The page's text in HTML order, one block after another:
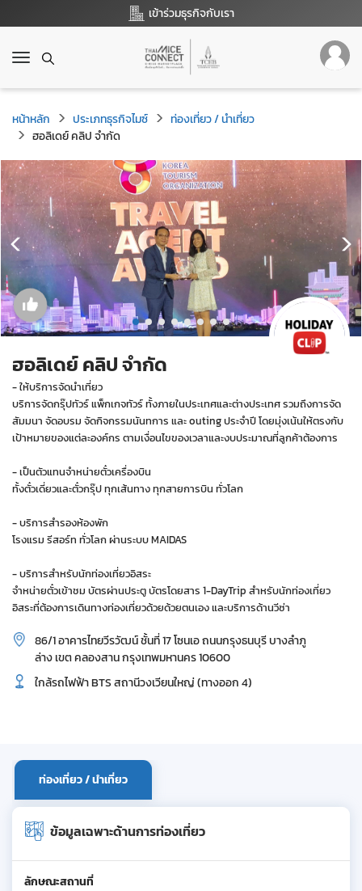
เข้าร่วมธุรกิจกับเรา
T
g
g
l
e
n
a
v
g
t
i
o
n
หน้าหลัก ประเภทธุรกิจไมซ์
ท่องเที่ยว / นำเที่ยว
ฮอลิเดย์ คลิป จำกัด
ฮอลิเดย์ คลิป จำกัด
- ให้บริการจัดนำเที่ยว
บริการจัดกรุ๊ปทัวร์ แพ็กเกจทัวร์ ทั้งภายในประเทศและต่างประเทศ รวมถึงการจัด
สัมมนา จัดอบรม จัดกิจกรรมนันทการ และ outing ประจำปี โดยมุ่งเน้นให้ตรงกับ
เป้าหมายของแต่ละองค์กร ตามเงื่อนไขของเวลาและงบประมาณที่ลูกค้าต้องการ
- เป็นตัวแทนจำหน่ายตั๋วเครื่องบิน
ทั้งตั๋วเดี่ยวและตั๋วกรุ๊ป ทุกเส้นทาง ทุกสายการบิน ทั่วโลก
- บริการสำรองห้องพัก
โรงแรม รีสอร์ท ทั่วโลก ผ่านระบบ MAIDAS
- บริการสำหรับนักท่องเที่ยวอิสระ
จำหน่ายตั๋วเข้าชม บัตรผ่านประตู บัตรโดยสาร 1-DayTrip สำหรับนักท่องเที่ยว
อิสระที่ต้องการเดินทางท่องเที่ยวด้วยด้วยตนเอง และบริการด้านวีซ่า
86/1 อาคารไทยวีรวัฒน์ ชั้นที่ 17 โซนเอ ถนนกรุงธนบุรี บางลำภู
ล่าง เขต คลองสาน กรุงเทพมหานคร 10600
ใกล้รถไฟฟ้า BTS สถานีวงเวียนใหญ่ (ทางออก 4)
ท่องเที่ยว / นำเที่ยว
ข้อมูลเฉพาะด้านการท่องเที่ยว
ลักษณะสถานที่